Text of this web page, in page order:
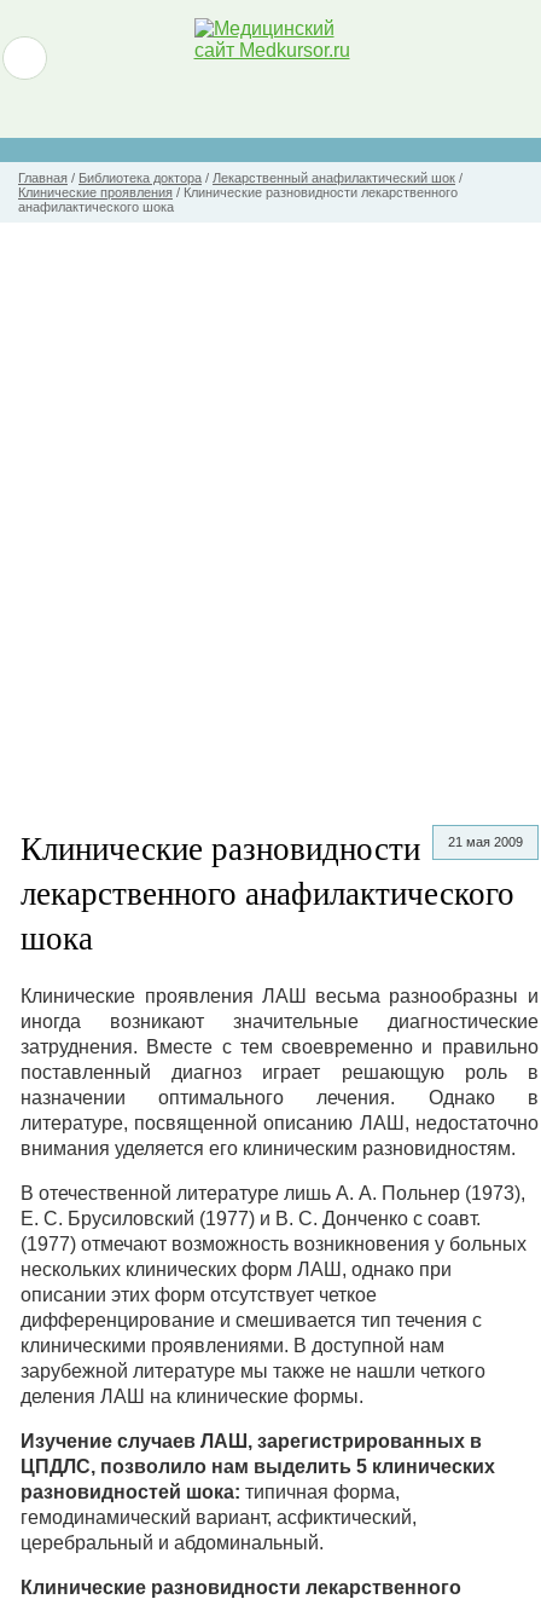
Главная / Библиотека доктора / Лекарственный анафилактический шок /
Клинические проявления / Клинические разновидности лекарственного
анафилактического шока
21 мая 2009
Клинические разновидности
лекарственного анафилактического
шока
Клинические проявления ЛАШ весьма разнообразны и
иногда возникают значительные диагностические
затруднения. Вместе с тем своевременно и правильно
поставленный диагноз играет решающую роль в
назначении оптимального лечения. Однако в
литературе, посвященной описанию ЛАШ, недостаточно
внимания уделяется его клиническим разновидностям.
В отечественной литературе лишь А. А. Польнер (1973),
Е. С. Брусиловский (1977) и В. С. Донченко с соавт.
(1977) отмечают возможность возникновения у больных
нескольких клинических форм ЛАШ, однако при
описании этих форм отсутствует четкое
дифференцирование и смешивается тип течения с
клиническими проявлениями. В доступной нам
зарубежной литературе мы также не нашли четкого
деления ЛАШ на клинические формы.
Изучение случаев ЛАШ, зарегистрированных в
ЦПДЛС, позволило нам выделить 5 клинических
разновидностей шока: типичная форма,
гемодинамический вариант, асфиктический,
церебральный и абдоминальный.
Клинические разновидности лекарственного